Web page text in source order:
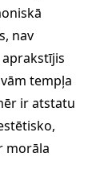
nav
aprakstījis
tempļa
ir atstatu
morāla